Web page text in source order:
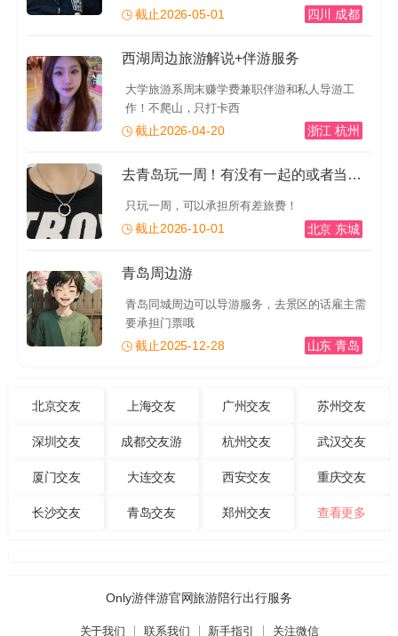
截止2026-05-01 四川 成都
西湖周边旅游解说+伴游服务
大学旅游系周末赚学费兼职伴游和私人导游工
作！不爬山，只打卡西
截止2026-04-20 浙江 杭州
去青岛玩一周！有没有一起的或者当地的导游推荐一下！有
只玩一周，可以承担所有差旅费！
截止2026-10-01 北京 东城
青岛周边游
青岛同城周边可以导游服务，去景区的话雇主需
要承担门票哦
截止2025-12-28 山东 青岛
北京交友 上海交友 广州交友 苏州交友
深圳交友 成都交友游 杭州交友 武汉交友
厦门交友 大连交友 西安交友 重庆交友
长沙交友 青岛交友 郑州交友 查看更多
Only游伴游官网旅游陪行出行服务
关于我们 联系我们 新手指引 关注微信